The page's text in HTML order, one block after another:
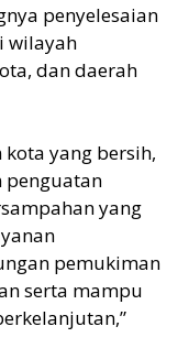
penyelesaian
wilayah
dan daerah
yang bersih,
penguatan
yang
pemukiman
serta mampu